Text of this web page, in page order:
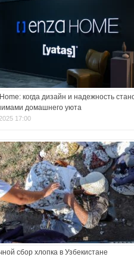
когда дизайн и надежность
домашнего уюта
17:00
сбор хлопка в Узбекистане